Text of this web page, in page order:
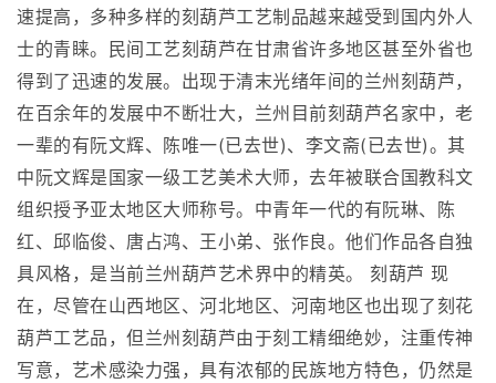
速提高，多种多样的刻葫芦工艺制品越来越受到国内外人
士的青睐。民间工艺刻葫芦在甘肃省许多地区甚至外省也
得到了迅速的发展。出现于清末光绪年间的兰州刻葫芦，
在百余年的发展中不断壮大，兰州目前刻葫芦名家中，老
一辈的有阮文辉、陈唯一(已去世)、李文斋(已去世)。其
中阮文辉是国家一级工艺美术大师，去年被联合国教科文
组织授予亚太地区大师称号。中青年一代的有阮琳、陈
红、邱临俊、唐占鸿、王小弟、张作良。他们作品各自独
具风格，是当前兰州葫芦艺术界中的精英。 刻葫芦 现
在，尽管在山西地区、河北地区、河南地区也出现了刻花
葫芦工艺品，但兰州刻葫芦由于刻工精细绝妙，注重传神
写意，艺术感染力强，具有浓郁的民族地方特色，仍然是